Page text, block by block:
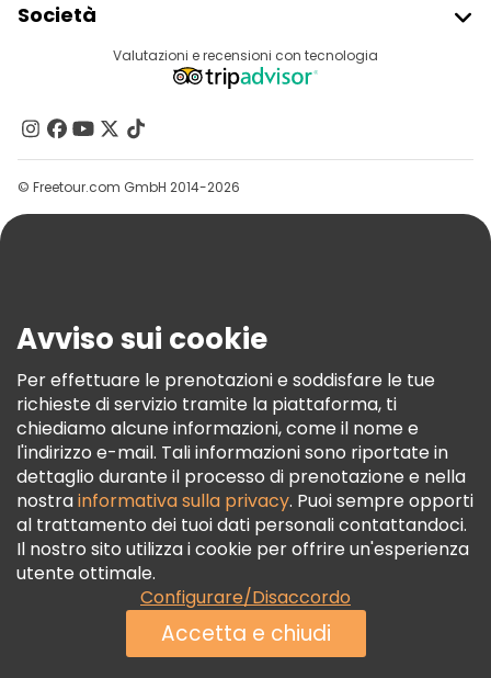
Accesso Del Fornitore
Programma Di Affiliazione
Società
Destinazioni
Contattaci
Gruppi
Aiuto
Termini E Condizioni
Informativa Sui Cookie
Freetour Premi
Programma Di Fidelizzazione
Valutazioni e recensioni con tecnologia
© Freetour.com GmbH 2014-2026
Avviso sui cookie
Per effettuare le prenotazioni e soddisfare le tue
richieste di servizio tramite la piattaforma, ti
chiediamo alcune informazioni, come il nome e
l'indirizzo e-mail. Tali informazioni sono riportate in
dettaglio durante il processo di prenotazione e nella
nostrainformativa sulla privacy. Puoi sempre opporti
al trattamento dei tuoi dati personali contattandoci.
Il nostro sito utilizza i cookie per offrire un'esperienza
utente ottimale.
Configurare/Disaccordo
Accetta e chiudi